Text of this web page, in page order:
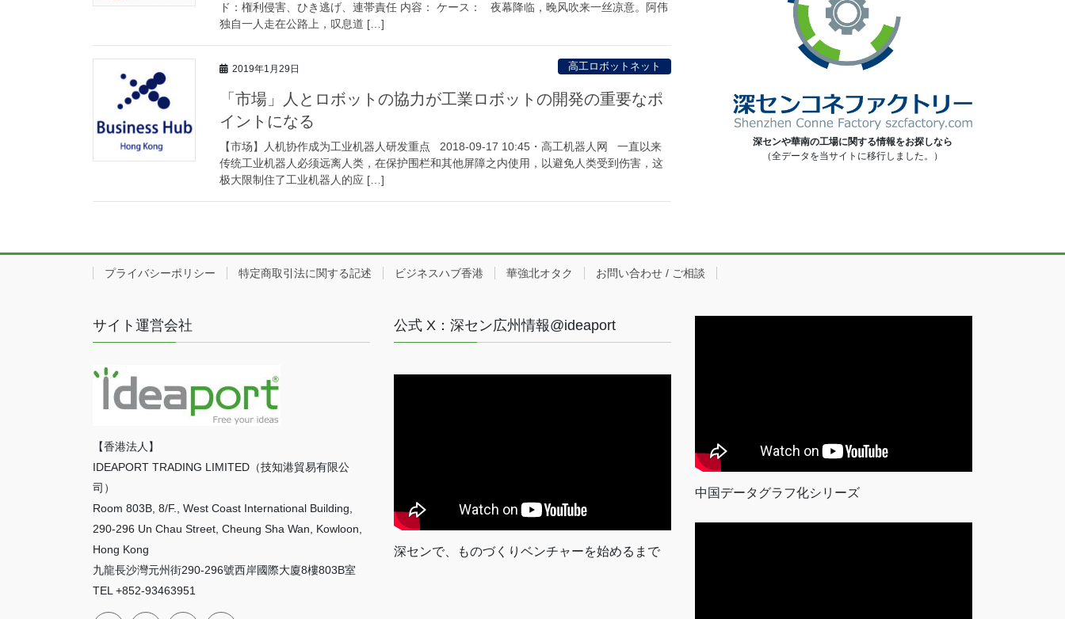
ド：権利侵害、ひき逃げ、連帯責任 内容： ケース： 夜幕降临，晚风吹来一丝凉意。阿伟
独自一人走在公路上，叹息道 […]
2019年1月29日 高工ロボットネット
「市場」人とロボットの協力が工業ロボットの開発の重要なポ
イントになる
【市场】人机协作成为工业机器人研发重点 2018-09-17 10:45・高工机器人网 一直以来
传统工业机器人必须远离人类，在保护围栏和其他屏障之内使用，以避免人类受到伤害，这
极大限制住了工业机器人的应 […]
深センや華南の工場に関する情報をお探しなら
（全データを当サイトに移行しました。）
プライバシーポリシー 特定商取引法に関する記述 ビジネスハブ香港 華強北オタク お問い合わせ / ご相談
サイト運営会社
【香港法人】
IDEAPORT TRADING LIMITED（技知港貿易有限公
司）
Room 803B, 8/F., West Coast International Building,
290-296 Un Chau Street, Cheung Sha Wan, Kowloon,
Hong Kong
九龍長沙灣元州街290-296號西岸國際大廈8樓803B室
TEL +852-93463951
公式 X：深セン広州情報@ideaport
深センで、ものづくりベンチャーを始めるまで
中国データグラフ化シリーズ